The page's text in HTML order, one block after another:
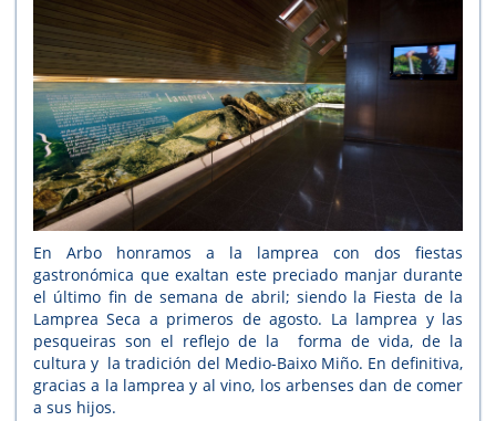
En Arbo honramos a la lamprea con dos fiestas
gastronómica que exaltan este preciado manjar durante
el último fin de semana de abril; siendo la Fiesta de la
Lamprea Seca a primeros de agosto. La lamprea y las
pesqueiras son el reflejo de la forma de vida, de la
cultura y la tradición del Medio-Baixo Miño. En definitiva,
gracias a la lamprea y al vino, los arbenses dan de comer
a sus hijos.